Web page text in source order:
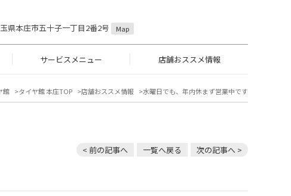
県本庄市五十子一丁目2番2号 Map
サービスメニュー 店舗おススメ情報
館 タイヤ館 本庄TOP 店舗おススメ情報 水曜日でも、年内休まず営業中です
< 前の記事へ 一覧へ戻る 次の記事へ >